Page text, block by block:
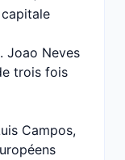
Joao Neves
trois fois
Campos,